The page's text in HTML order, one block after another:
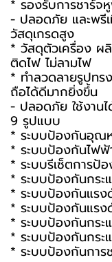
* รองรับการชาร์จ
- ปลอดภัย และพรี
วัสดุเกรดสูง
* วัสดุตัวเครื่อง ผ
ติดไฟ ไม่ลามไฟ
* ทำลวดลายรูปทร
ถือได้ดีมากยิ่งขึ้น
- ปลอดภัย ใช้งาน
9 รูปแบบ
* ระบบป้องกันอุณ
* ระบบป้องกันไฟ
* ระบบรีเซ็ตการป้
* ระบบป้องกันกระแ
* ระบบป้องกันแรง
* ระบบป้องกันแรง
* ระบบป้องกันกระ
* ระบบป้องกันกระ
* ระบบป้องกันการ